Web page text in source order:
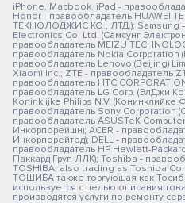
iPhone, Macbook, iPad -
Honor - правообладатель HUAWEI
ТЕКНОЛОДЖИС КО., ЛТД.); Samsung
Electronics Co. Ltd. (Самсунг
правообладатель MEIZU
правообладатель Nokia Corporation
правообладатель Lenovo (Beijing)
Xiaomi Inc.; ZTE - правообладатель
правообладатель HTC
правообладатель LG Corp. (ЭлДжи
Koninklijke Philips N.V. (Конинклийке
правообладатель Sony Corporation
правообладатель ASUSTeK
Инкорпорейшн); ACER -
Инкорпорейтед); DELL -
правообладатель HP Hewlett-
Паккард Груп ЛЛК); Toshiba -
TOSHIBA, also trading as Toshiba
ТОШИБА также торгующая как
используется с целью описания
производятся услуги по ремонту